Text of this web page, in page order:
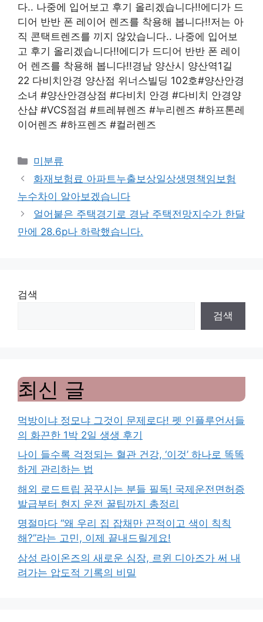
다.. 나중에 입어보고 후기 올리겠습니다!!에디가 드
디어 반반 폰 레이어 렌즈를 착용해 봅니다!!저는 아
직 콘택트렌즈를 끼지 않았습니다.. 나중에 입어보
고 후기 올리겠습니다!!에디가 드디어 반반 폰 레이
어 렌즈를 착용해 봅니다!!경남 양산시 양산역1길
22 다비치안경 양산점 위너스빌딩 102호#양산안경
소녀 #양산안경상점 #다비치 안경 #다비치 안경양
산샵 #VCS점검 #트레뷰렌즈 #누리렌즈 #하프톤레
이어렌즈 #하프렌즈 #컬러렌즈
Categories
미분류
화재보험료 아파트누출보상일상생명책임보험
누수차이 알아보겠습니다
얼어붙은 주택경기로 경남 주택전망지수가 한달
만에 28.6p나 하락했습니다.
검색
검색
최신 글
먹방이냐 정모냐 그것이 문제로다! 펫 인플루언서들
의 화끈한 1박 2일 생생 후기
나이 들수록 걱정되는 혈관 건강, ‘이것’ 하나로 똑똑
하게 관리하는 법
해외 로드트립 꿈꾸시는 분들 필독! 국제운전면허증
발급부터 현지 운전 꿀팁까지 총정리
명절마다 “왜 우리 집 잡채만 끈적이고 색이 칙칙
해?”라는 고민, 이제 끝내드릴게요!
삼성 라이온즈의 새로운 심장, 르윈 디아즈가 써 내
려가는 압도적 기록의 비밀